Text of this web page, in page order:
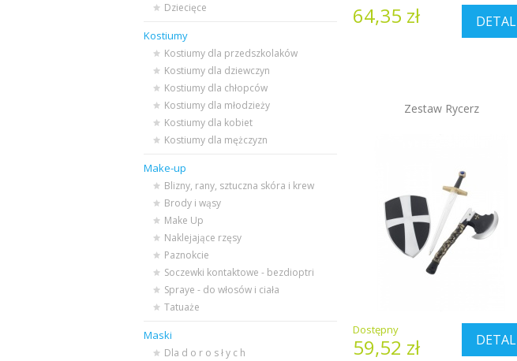
Dziecięce
Kostiumy
Kostiumy dla przedszkolaków
Kostiumy dla dziewczyn
Kostiumy dla chłopców
Kostiumy dla młodzieży
Kostiumy dla kobiet
Kostiumy dla mężczyzn
Make-up
Blizny, rany, sztuczna skóra i krew
Brody i wąsy
Make Up
Naklejające rzęsy
Paznokcie
Soczewki kontaktowe - bezdioptri
Spraye - do włosów i ciała
Tatuaże
Maski
Dla d o r o s ł y c h
DETAL
64,35 zł
Zestaw Rycerz
DETAL
Dostępny
59,52 zł